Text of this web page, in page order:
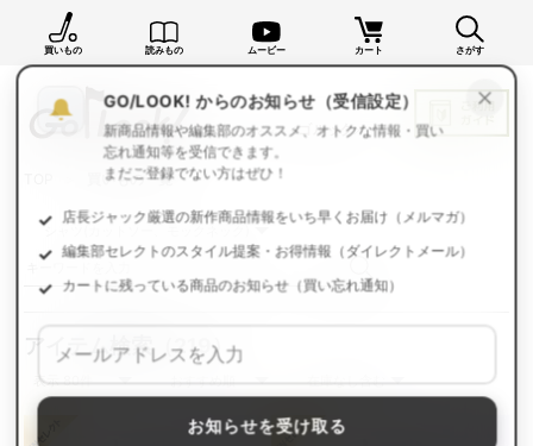
買いもの 読みもの ムービー カート さがす
買いもの一覧
アイテム検索（219）
×
GO/LOOK! からのお知らせ（受信設定）
新商品情報や編集部のオススメ、オトクな情報・買い
忘れ通知等を受信できます。
まだご登録でない方はぜひ！
店長ジャック厳選の新作商品情報をいち早くお届け（メルマガ）
編集部セレクトのスタイル提案・お得情報（ダイレクトメール）
カートに残っている商品のお知らせ（買い忘れ通知）
お知らせを受け取る